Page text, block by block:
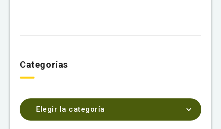
Categorías
Elegir la categoría